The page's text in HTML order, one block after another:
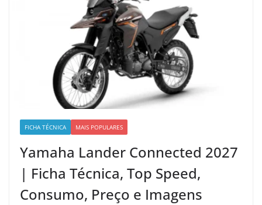
FICHA TÉCNICA MAIS POPULARES
Yamaha Lander Connected 2027
| Ficha Técnica, Top Speed,
Consumo, Preço e Imagens